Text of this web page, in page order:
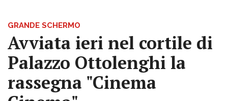
GRANDE SCHERMO
Avviata ieri nel cortile di
Palazzo Ottolenghi la
rassegna "Cinema